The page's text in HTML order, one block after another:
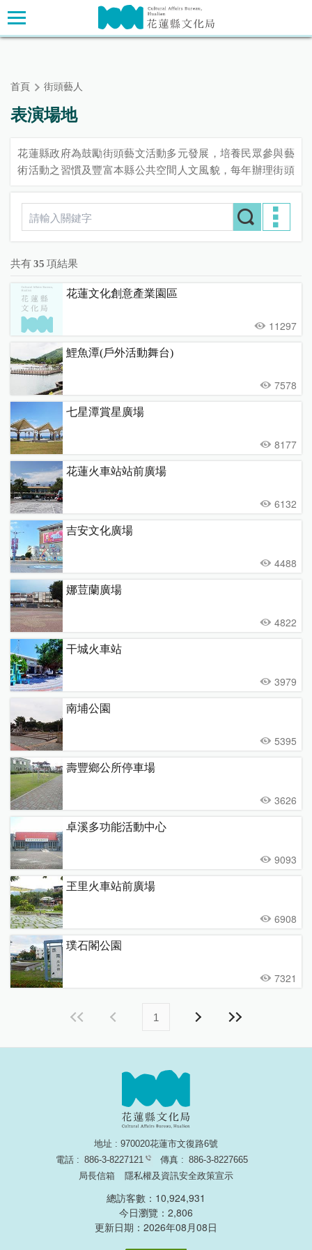
跳
到
主
主要內容區塊
首頁 街頭藝人
表演場地
花蓮縣政府為鼓勵街頭藝文活動多元發展，培養民眾參與藝
術活動之習慣及豐富本縣公共空間人文風貌，每年辦理街頭
證」；欲至各空間進行展演者，請自行向公共空間管理人辦
理登記許可，各空間羅列如下：
共有 35 項結果
花蓮文化創意產業園區
11297
鯉魚潭(戶外活動舞台)
7578
七星潭賞星廣場
8177
花蓮火車站站前廣場
6132
吉安文化廣場
4488
娜荳蘭廣場
4822
干城火車站
3979
南埔公園
5395
壽豐鄉公所停車場
3626
卓溪多功能活動中心
9093
玊里火車站前廣場
6908
璞石閣公園
7321
1
地址 : 970020花蓮市文復路6號
電話 : 886-3-8227121 傳真 : 886-3-8227665
局長信箱
隱私權及資訊安全政策宣示
總訪客數：10,924,931
今日瀏覽：2,806
更新日期：2026年08月08日